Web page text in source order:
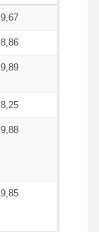
9,67
8,86
9,89
8,25
9,88
9,85